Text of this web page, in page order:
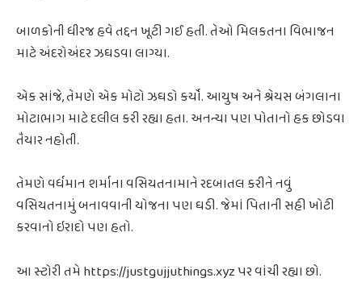
બાળકોની ધીરજ હવે તદ્દન ખૂટી ગઈ હતી. તેઓ મિલકતના વિભાજન
માટે અંદરોઅંદર ઝઘડવા લાગ્યા.
એક સાંજે, તેમણે એક મોટો ઝઘડો કર્યો. આયુષ અને શ્રેયસ બંગલાના
મોટાભાગ માટે દલીલ કરી રહ્યા હતા. અનન્યા પણ પોતાનો હક છોડવા
તૈયાર નહોતી.
તેમણે વર્ધમાન શર્માના વસિયતનામાને રદબાતલ કરીને નવું
વસિયતનામું બનાવવાની યોજના પણ ઘડી. જેમાં પિતાની સહી ખોટી
કરવાનો ઇરાદો પણ હતો.
આ સ્ટોરી તમે https://justgujjuthings.xyz પર વાંચી રહ્યા છો.